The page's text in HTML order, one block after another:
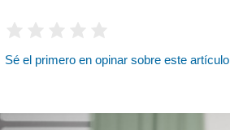
Sé el primero en opinar sobre este artículo